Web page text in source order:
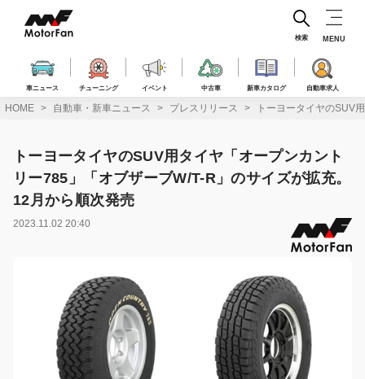
ス
車ニュース チューニング イベント 中古車 新車カタログ 自動車求人
検索 MENU
HOME 自動車・新車ニュース プレスリリース トーヨータイヤのSUV
トーヨータイヤのSUV用タイヤ「オープンカント
リー785」「オブザーブW/T-R」のサイズが拡充。
12月から順次発売
2023.11.02 20:40